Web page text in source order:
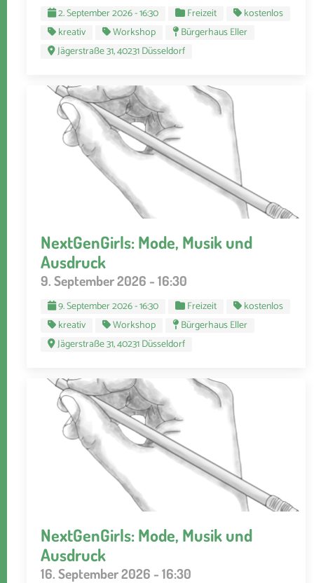
2. September 2026 - 16:30 Freizeit
kostenlos
kreativ
Workshop
Bürgerhaus Eller
Jägerstraße 31, 40231 Düsseldorf
NextGenGirls: Mode, Musik und
Ausdruck
9. September 2026 - 16:30
9. September 2026 - 16:30 Freizeit
kostenlos
kreativ
Workshop
Bürgerhaus Eller
Jägerstraße 31, 40231 Düsseldorf
NextGenGirls: Mode, Musik und
Ausdruck
16. September 2026 - 16:30